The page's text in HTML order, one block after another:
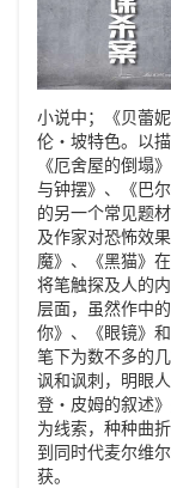
小说中；《贝蕾
伦・坡特色。以描
《厄舍屋的倒塌
与钟摆》、《巴
的另一个常见题
及作家对恐怖效
魔》、《黑猫》
将笔触探及人的
层面，虽然作中
你》、《眼镜》
笔下为数不多的
讽和讽刺，明眼
登・皮姆的叙述
为线索，种种曲
到同时代麦尔维
获。